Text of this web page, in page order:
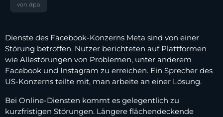
von dpa
Dienste des Facebook-Konzerns Meta sind von einer
Störung betroffen. Nutzer berichteten auf Plattformen
wie Allestörungen von Problemen, unter anderem
Facebook und Instagram zu erreichen. Ein Sprecher des
US-Konzerns teilte mit, man arbeite an einer Lösung.
Bei Online-Diensten kommt es gelegentlich zu
kurzfristigen Störungen. Längere flächendeckende